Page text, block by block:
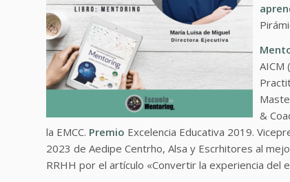
AICM
&
la EMCC. Premio Excelencia Educativa 2019.
2023 de Aedipe Centrho, Alsa y Escrhitores al
RRHH por el artículo «Convertir la experiencia del